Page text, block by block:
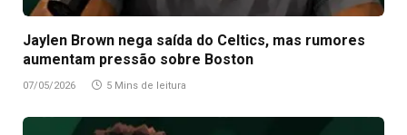
Jaylen Brown nega saída do Celtics, mas rumores
aumentam pressão sobre Boston
07/05/2026 5 Mins de leitura